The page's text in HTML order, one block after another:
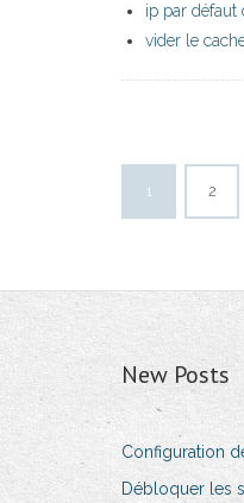
ip par défaut
vider le
1 2
New Posts
Configuration
Débloquer les